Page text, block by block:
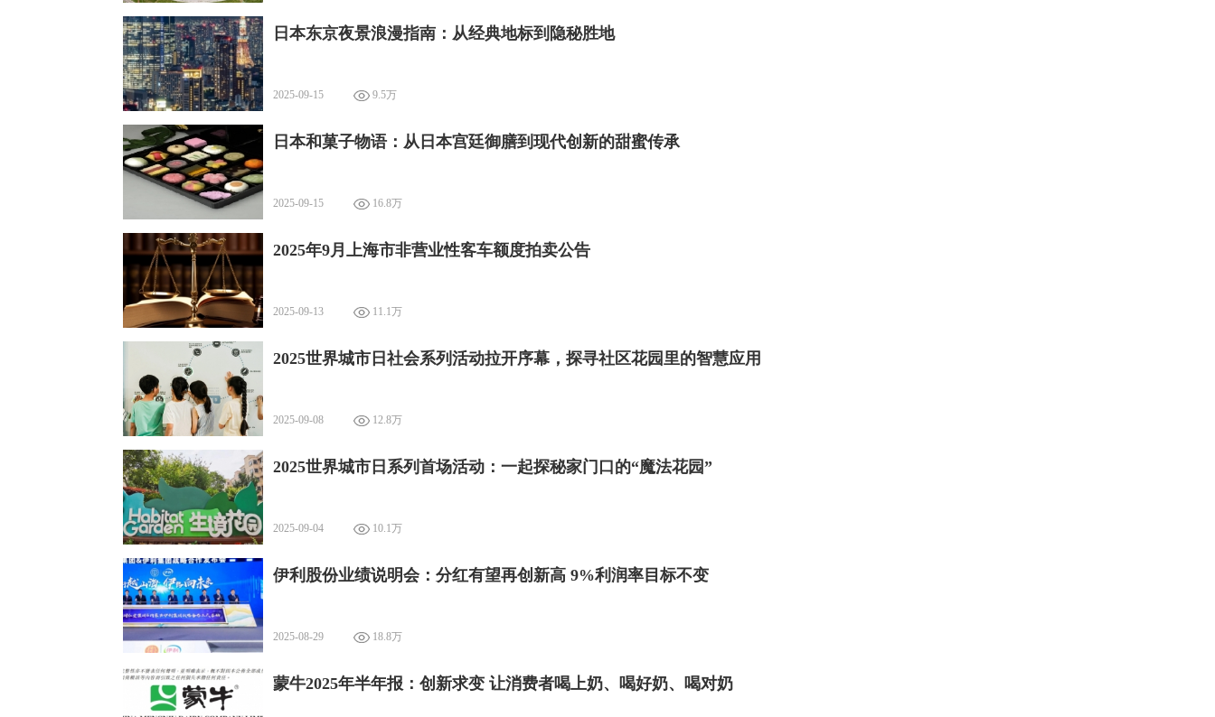
日本东京夜景浪漫指南：从经典地标到隐秘胜地
2025-09-15 9.5万
日本和菓子物语：从日本宫廷御膳到现代创新的甜蜜传承
2025-09-15 16.8万
2025年9月上海市非营业性客车额度拍卖公告
2025-09-13 11.1万
2025世界城市日社会系列活动拉开序幕，探寻社区花园里的智慧应用
2025-09-08 12.8万
2025世界城市日系列首场活动：一起探秘家门口的“魔法花园”
2025-09-04 10.1万
伊利股份业绩说明会：分红有望再创新高 9%利润率目标不变
2025-08-29 18.8万
蒙牛2025年半年报：创新求变 让消费者喝上奶、喝好奶、喝对奶